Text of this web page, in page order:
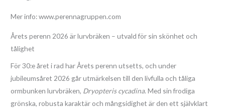
Mer info:www.perennagruppen.com
Årets perenn 2026 är lurvbräken – utvald för sin skönhet och
tålighet
För 30:e året i rad har Årets perenn utsetts, och under
jubileumsåret 2026 går utmärkelsen till den livfulla och tåliga
ormbunken lurvbräken, Dryopteris cycadina. Med sin frodiga
grönska, robusta karaktär och mångsidighet är den ett självklart